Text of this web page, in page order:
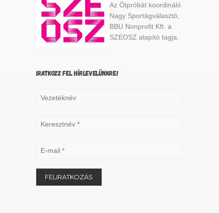
Az Ötpróbát koordináló
Nagy Sportágválasztó,
BBU Nonprofit Kft. a
SZEOSZ alapító tagja.
IRATKOZZ FEL HÍRLEVELÜNKRE!